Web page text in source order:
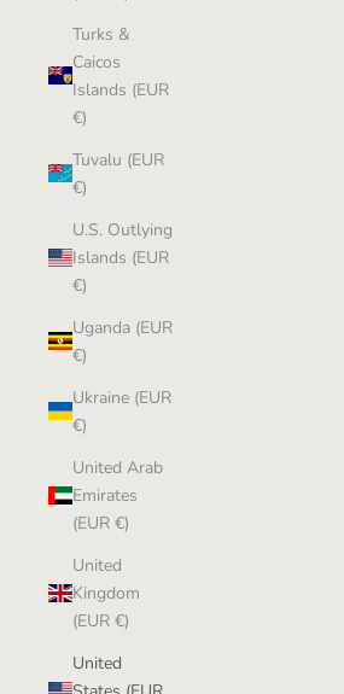
Turks &
Caicos
Islands (EUR
€)
Tuvalu (EUR
€)
U.S. Outlying
Islands (EUR
€)
Uganda (EUR
€)
Ukraine (EUR
€)
United Arab
Emirates
(EUR €)
United
Kingdom
(EUR €)
United